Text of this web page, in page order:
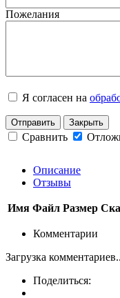
Пожелания
Я согласен на
Отправить Закрыть
Сравнить
Описание
Отзывы
Имя Файл Размер
Комментарии
Загрузка
Поделиться: